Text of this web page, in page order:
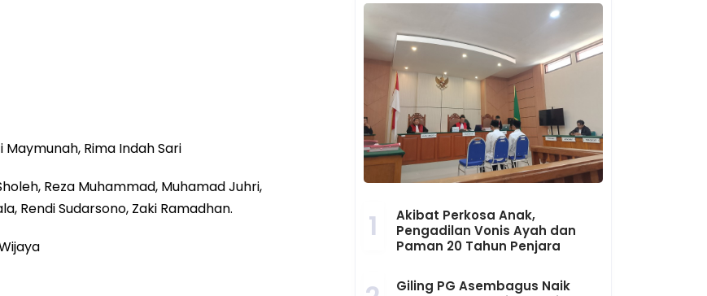
Rima Indah Sari
Reza Muhammad, Muhamad Juhri,
Rendi Sudarsono, Zaki Ramadhan.
1
Akibat Perkosa Anak,
Pengadilan Vonis Ayah dan
Paman 20 Tahun Penjara
Giling PG Asembagus Naik